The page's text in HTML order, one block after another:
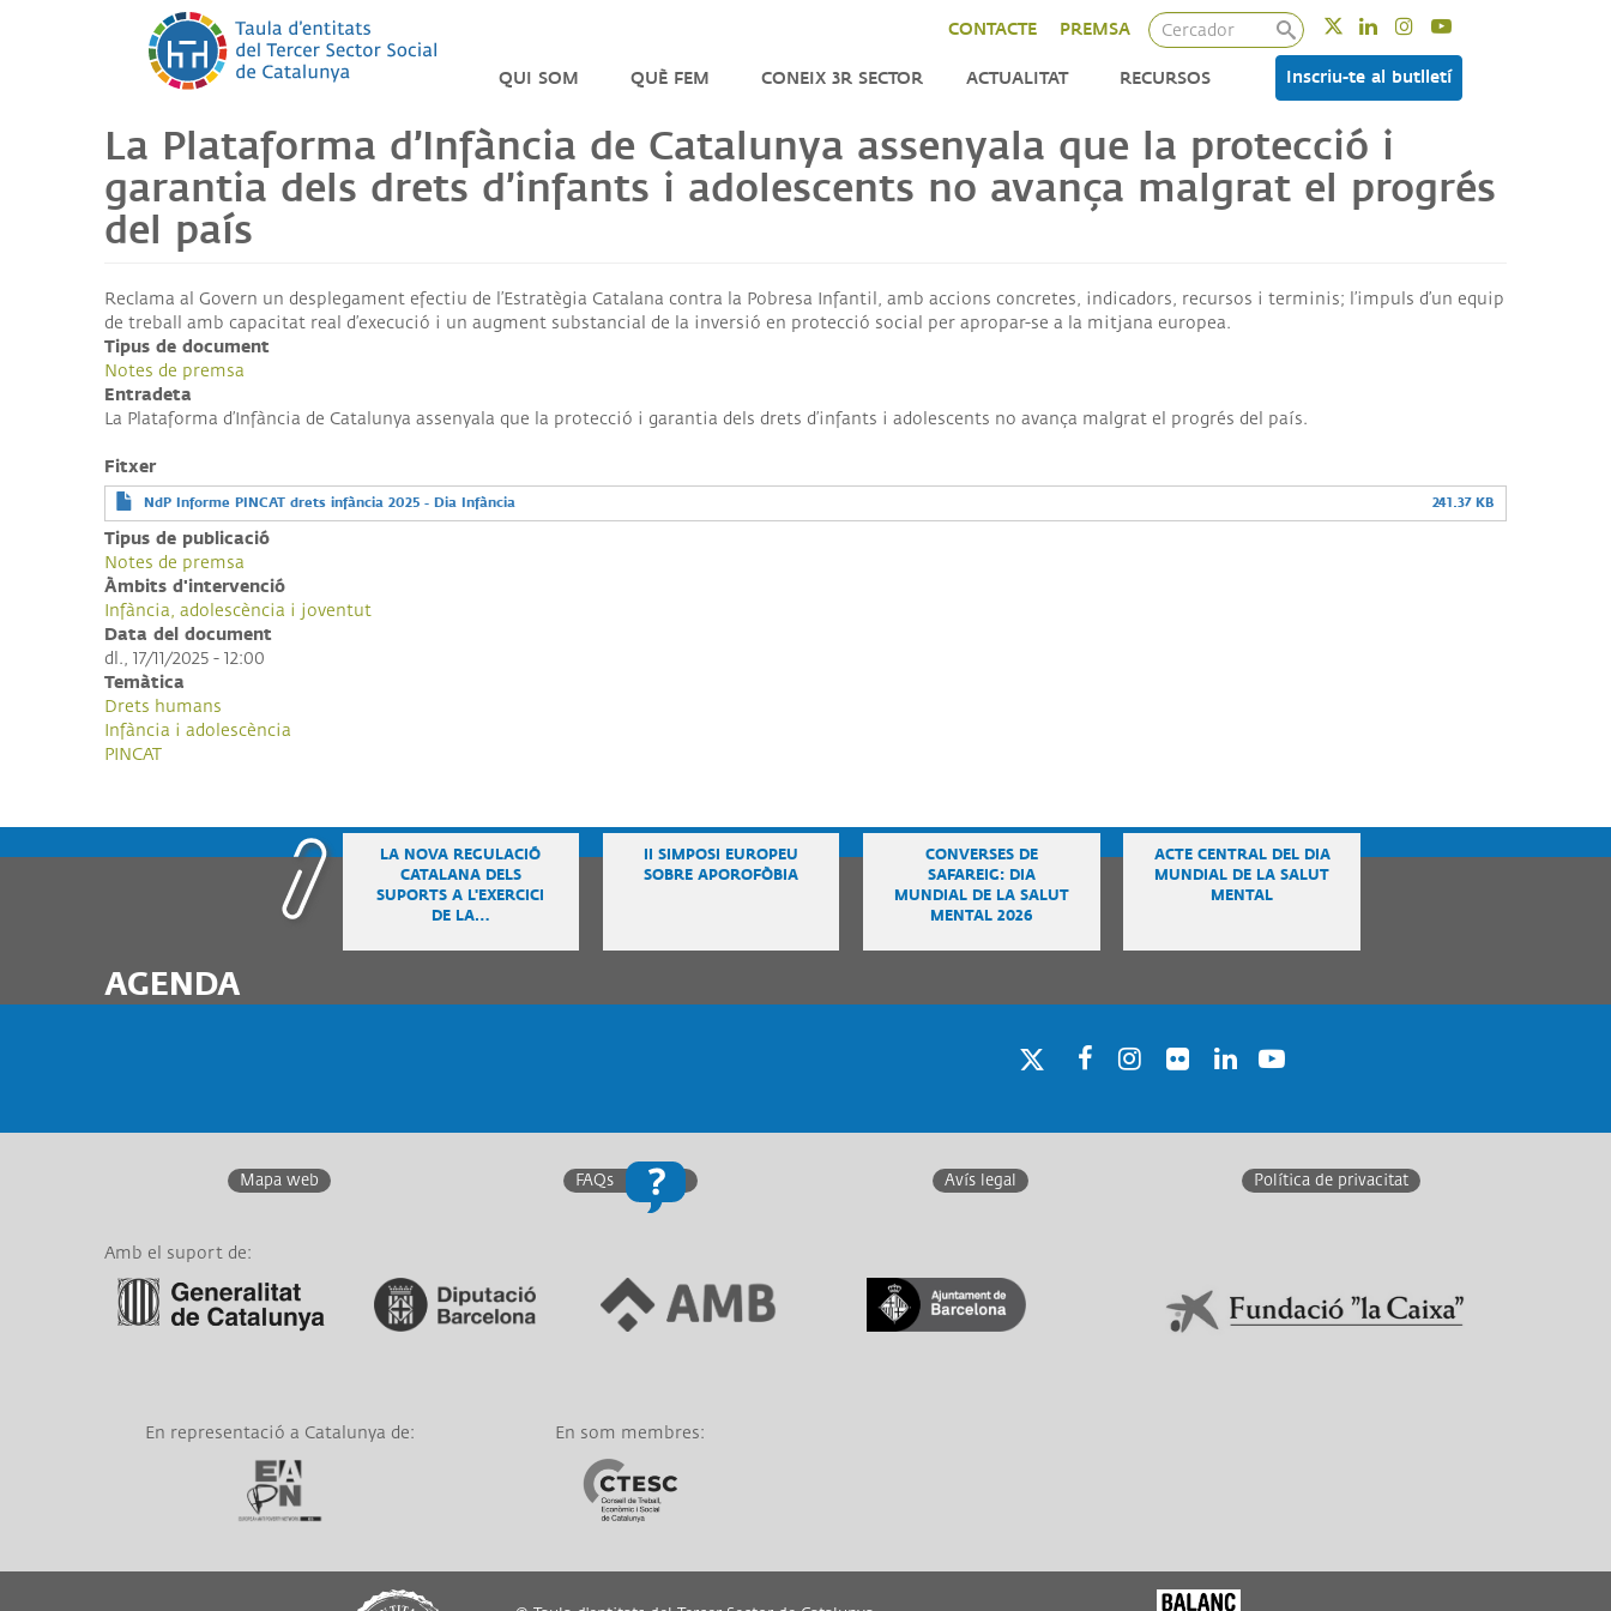
TwitterLinkedinInstagram
Cercador
CONTACTE PREMSA
QUI SOM
LA
TAULA
DEL
TERCER
SECTOR
LES
NOSTRES
ENTITATS
SOM
ÈTIQUES
QUÈ FEM
ENFORTIMENT
DO
INCIDÈNCIA
CONEIX 3R SECTOR ACTUALITAT
NOTÍCIES
AGENDA
RECURSOS Inscriu-te al butlletí
La Plataforma d’Infància de Catalunya assenyala que la protecció i
garantia dels drets d’infants i adolescents no avança malgrat el progrés
del país
Reclama al Govern un desplegament efectiu de l’Estratègia Catalana contra la Pobresa Infantil, amb accions concretes, indicadors, recursos i terminis; l’impuls d’un equip
de treball amb capacitat real d’execució i un augment substancial de la inversió en protecció social per apropar-se a la mitjana europea.
Tipus de document
Notes de premsa
Entradeta
La Plataforma d’Infància de Catalunya assenyala que la protecció i garantia dels drets d’infants i adolescents no avança malgrat el progrés del país.
Fitxer
NdP Informe PINCAT drets infància 2025 - Dia Infància 241.37 KB
Tipus de publicació
Notes de premsa
Àmbits d'intervenció
Infància, adolescència i joventut
Data del document
dl., 17/11/2025 - 12:00
Temàtica
Drets humans
Infància i adolescència
PINCAT
AGENDA
LA NOVA REGULACIÓ
CATALANA DELS
SUPORTS A L'EXERCICI
DE LA…
II SIMPOSI EUROPEU
SOBRE APOROFÒBIA
CONVERSES DE
SAFAREIG: DIA
MUNDIAL DE LA SALUT
MENTAL 2026
ACTE CENTRAL DEL DIA
MUNDIAL DE LA SALUT
MENTAL
Mapa web FAQs Avís legal Política de privacitat
Amb el suport de:
Link a Generalitat de
Catalunya
Link a Diputació de
Barcelona
Link a Àrea Metropolitana
de Barcelona
Link a Generalitat de
Catalunya
En representació a Catalunya de:
Link a EAPN En som membres:
Link a CTESC